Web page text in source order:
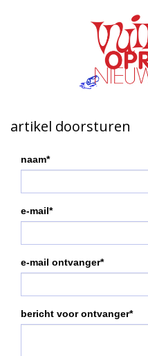
artikel doorsturen
naam*
e-mail*
e-mail ontvanger*
bericht voor ontvanger*